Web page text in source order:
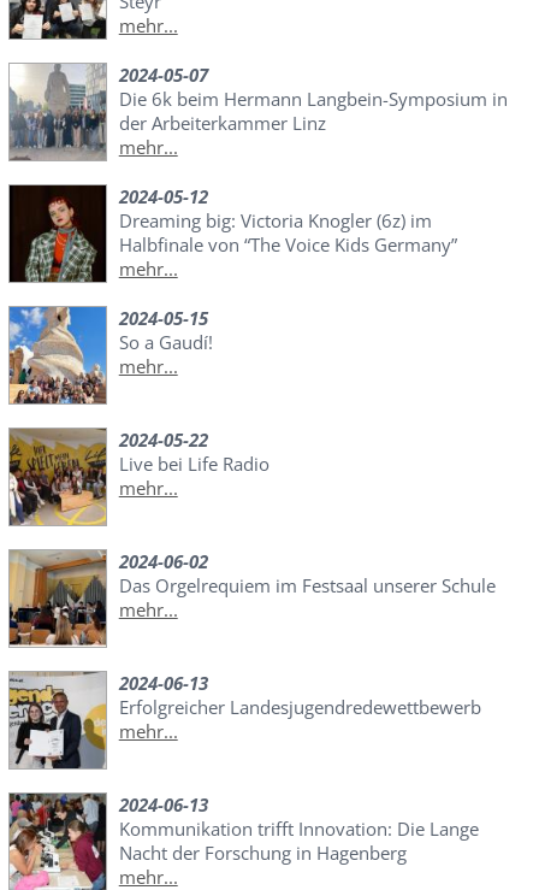
mehr...
2024-05-07
Die 6k beim Hermann Langbein-Symposium in
der Arbeiterkammer Linz
mehr...
2024-05-12
Dreaming big: Victoria Knogler (6z) im
Halbfinale von “The Voice Kids Germany”
mehr...
2024-05-15
So a Gaudí!
mehr...
2024-05-22
Live bei Life Radio
mehr...
2024-06-02
Das Orgelrequiem im Festsaal unserer Schule
mehr...
2024-06-13
Erfolgreicher Landesjugendredewettbewerb
mehr...
2024-06-13
Kommunikation trifft Innovation: Die Lange
Nacht der Forschung in Hagenberg
mehr...